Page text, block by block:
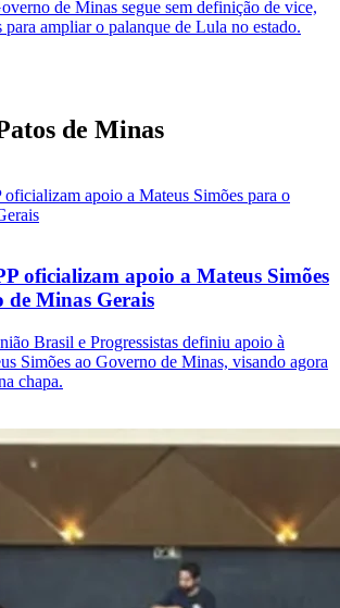
de Minas segue sem definição de vice,
ampliar o palanque de Lula no estado.
de Minas
oficializam apoio a Mateus Simões
de Minas Gerais
Brasil e Progressistas definiu apoio à
Simões ao Governo de Minas, visando agora
chapa.